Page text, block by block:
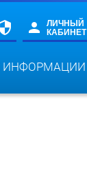
ЛИЧНЫЙ
КАБИНЕТ
ИНФОРМАЦИИ